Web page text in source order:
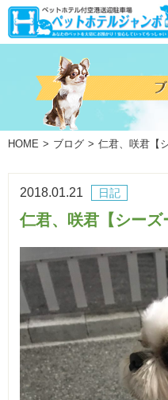
HOME ブログ 仁君、咲君【
日記
2018.01.21
仁君、咲君【シーズ